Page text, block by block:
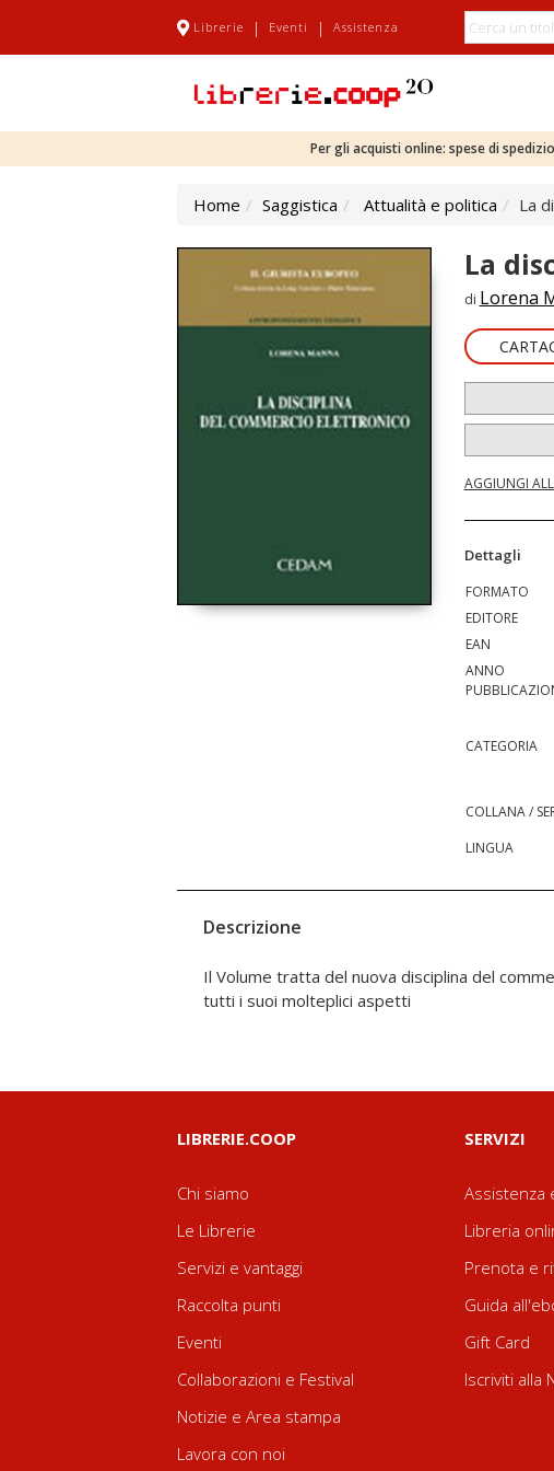
Librerie | Eventi | Assistenza
Per gli acquisti online: spese di
Home Saggistica Attualità e politica La
La
di Lorena
AGGIUNGI
Dettagli
FORMATO
EDITORE
EAN
ANNO
CATEGORIA
COLLANA /
LINGUA
Descrizione
Il Volume tratta del nuova disciplina del
tutti i suoi molteplici aspetti
LIBRERIE.COOP
Chi siamo
Le Librerie
Servizi e vantaggi
Raccolta punti
Eventi
Collaborazioni e Festival
Notizie e Area stampa
Lavora con noi
SERVIZI
Assistenza
Libreria
Prenota e
Guida
Gift Card
Iscriviti alla